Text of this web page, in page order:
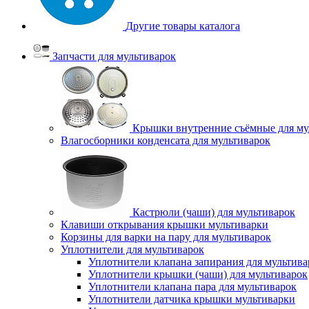
Другие товары каталога
Запчасти для мультиварок
Крышки внутренние съёмные для
Влагосборники конденсата для мультиварок
Кастрюли (чаши) для мультиварок
Клавиши открывания крышки мультиварки
Корзины для варки на пару для мультиварок
Уплотнители для мультиварок
Уплотнители клапана запирания для
Уплотнители крышки (чаши) для мультиварок
Уплотнители клапана пара для мультиварок
Уплотнители датчика крышки мультиварки